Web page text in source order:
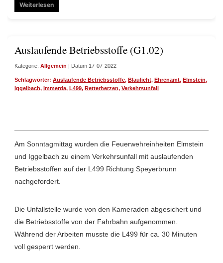
Weiterlesen
Auslaufende Betriebsstoffe (G1.02)
Kategorie: Allgemein | Datum 17-07-2022
Schlagwörter: Auslaufende Betriebsstoffe, Blaulicht, Ehrenamt, Elmstein,
Iggelbach, Immerda, L499, Retterherzen, Verkehrsunfall
Am Sonntagmittag wurden die Feuerwehreinheiten Elmstein
und Iggelbach zu einem Verkehrsunfall mit auslaufenden
Betriebsstoffen auf der L499 Richtung Speyerbrunn
nachgefordert.
Die Unfallstelle wurde von den Kameraden abgesichert und
die Betriebsstoffe von der Fahrbahn aufgenommen.
Während der Arbeiten musste die L499 für ca. 30 Minuten
voll gesperrt werden.